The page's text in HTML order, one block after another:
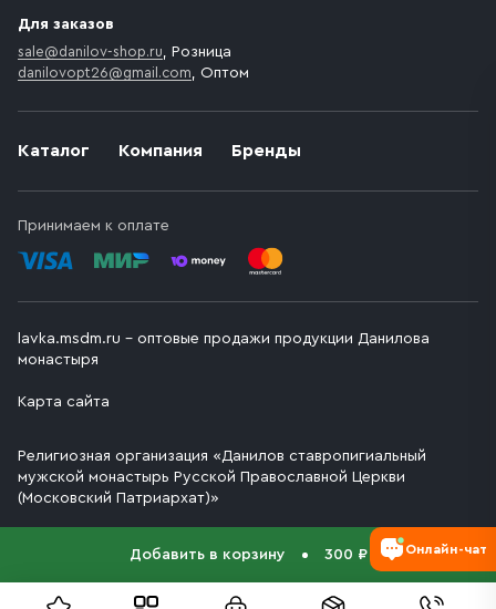
Добавить в корзину 300 ₽
Каталог Компания Бренды
Принимаем к оплате
Для заказов
sale@danilov-shop.ru, Розница
danilovopt26@gmail.com, Оптом
lavka.msdm.ru – оптовые продажи продукции Данилова
монастыря
Карта сайта
Религиозная организация «Данилов ставропигиальный
мужской монастырь Русской Православной Церкви
(Московский Патриархат)»
Онлайн-чат